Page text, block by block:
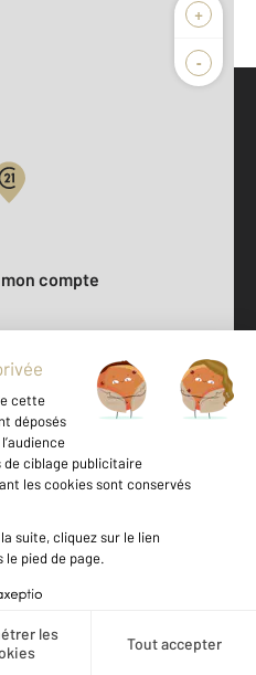
une alerte
+
-
mon compte
est notée
Gestion
9,6/10